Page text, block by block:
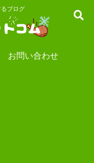
ブログ
お問い合わせ